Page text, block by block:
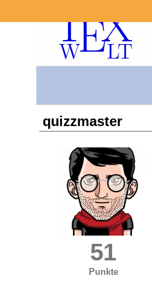
quizzmaster
51
Punkte